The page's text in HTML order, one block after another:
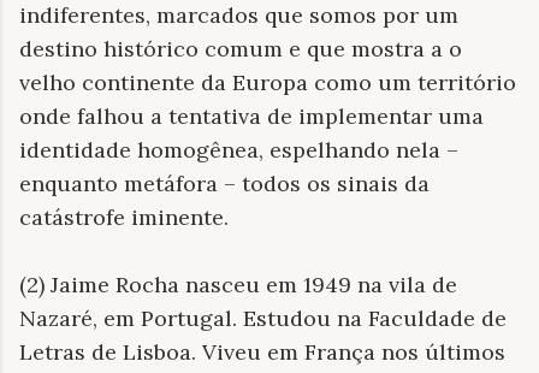
indiferentes, marcados que somos por um
destino histórico comum e que mostra a o
velho continente da Europa como um território
onde falhou a tentativa de implementar uma
identidade homogênea, espelhando nela –
enquanto metáfora – todos os sinais da
catástrofe iminente.
(2) Jaime Rocha nasceu em 1949 na vila de
Nazaré, em Portugal. Estudou na Faculdade de
Letras de Lisboa. Viveu em França nos últimos